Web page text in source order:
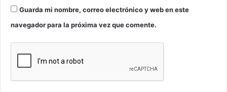
Guarda mi nombre, correo electrónico y web en este
navegador para la próxima vez que comente.